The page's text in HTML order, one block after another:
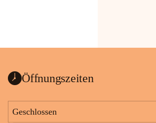
Öffnungszeiten
Geschlossen